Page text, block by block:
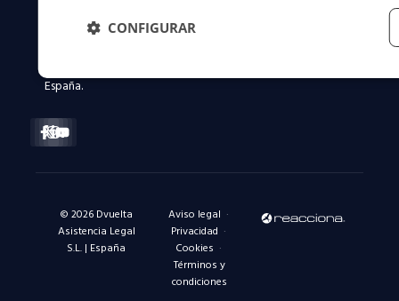
España.
Facebook-
f
X-
twitter
Instagram
Linkedin-
in
Youtube
© 2026 Dvuelta
Asistencia Legal
S.L. | España
Aviso legal ·
Privacidad ·
Cookies ·
Términos y
condiciones
CONFIGURAR